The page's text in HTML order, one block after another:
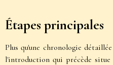
Étapes principales
Plus qu'une chronologie
l'introduction qui précède situe